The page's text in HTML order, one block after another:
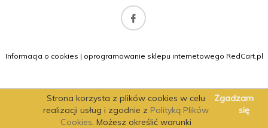
Informacja o cookies | oprogramowanie sklepu internetowego RedCart.pl
Strona korzysta z plików cookies w celu
realizacji usług i zgodnie z Polityką Plików
Cookies . Możesz określić warunki
Zgadzam
się